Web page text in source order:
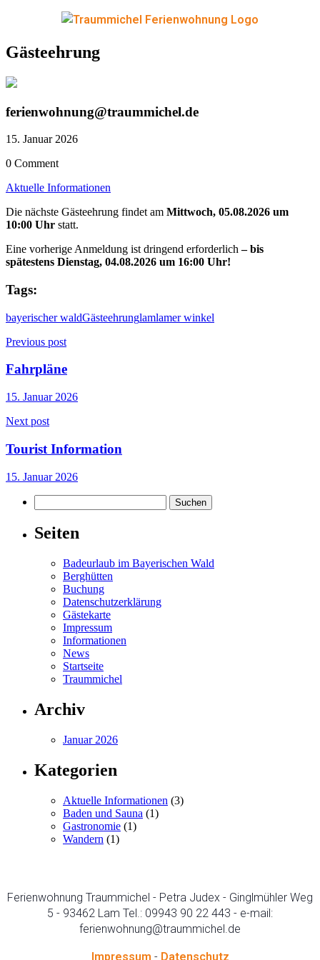
Gästeehrung
ferienwohnung@traummichel.de
15. Januar 2026
0 Comment
Aktuelle Informationen
Die nächste Gästeehrung findet am Mittwoch, 05.08.2026 um
10:00 Uhr statt.
Eine vorherige Anmeldung ist dringend erforderlich– bis
spätestens Dienstag, 04.08.2026 um 16:00 Uhr!
Tags:
bayerischer waldGästeehrunglamlamer winkel
Beitragsnavigation
Previous post
Fahrpläne
15. Januar 2026
Next post
Tourist Information
15. Januar 2026
nach:
Seiten
Badeurlaub im Bayerischen Wald
Berghütten
Buchung
Datenschutzerklärung
Gästekarte
Impressum
Informationen
News
Startseite
Traummichel
Archiv
Januar 2026
Kategorien
Aktuelle Informationen (3)
Baden und Sauna (1)
Gastronomie (1)
Wandern (1)
Ferienwohnung Traummichel - Petra Judex - Ginglmühler Weg
5 - 93462 Lam Tel.: 09943 90 22 443 - e-mail:
ferienwohnung@traummichel.de
Impressum - Datenschutz